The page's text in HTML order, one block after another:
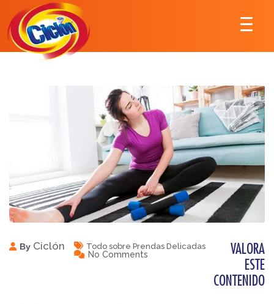
By Ciclón Todo sobre Prendas Delicadas
No Comments
VALORA
ESTE
CONTENIDO